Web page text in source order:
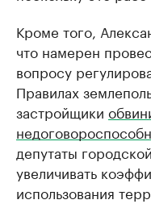
Кроме того,
что намерен
вопросу
Правилах
застройщики
депутаты
увеличивать
использования